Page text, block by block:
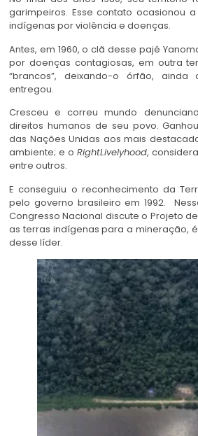
garimpeiros. Esse contato ocasionou
indígenas por violência e doenças.
Antes, em 1960, o clã desse pajé
por doenças contagiosas, em outra
“brancos”, deixando-o órfão,
entregou.
Cresceu e correu mundo
direitos humanos de seu povo.
das Nações Unidas aos mais
ambiente; e o RightLivelyhood,
entre outros.
E conseguiu o reconhecimento da
pelo governo brasileiro em 1992.
Congresso Nacional discute o Projeto de
as terras indígenas para a mineração,
desse líder.